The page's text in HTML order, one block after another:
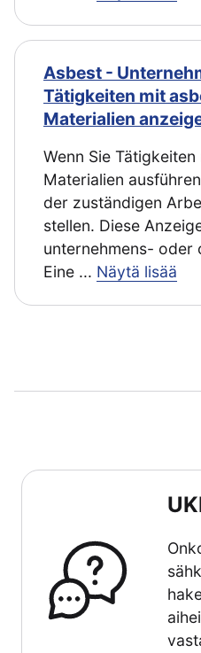
Asbest -
Tätigkeiten mit
Materialien
Wenn Sie
Materialien
der zuständigen
stellen. Diese
unternehmens- oder
Eine ... Näytä lisää